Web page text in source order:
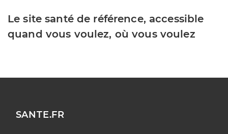
Le site santé de référence, accessible
quand vous voulez, où vous voulez
SANTE.FR